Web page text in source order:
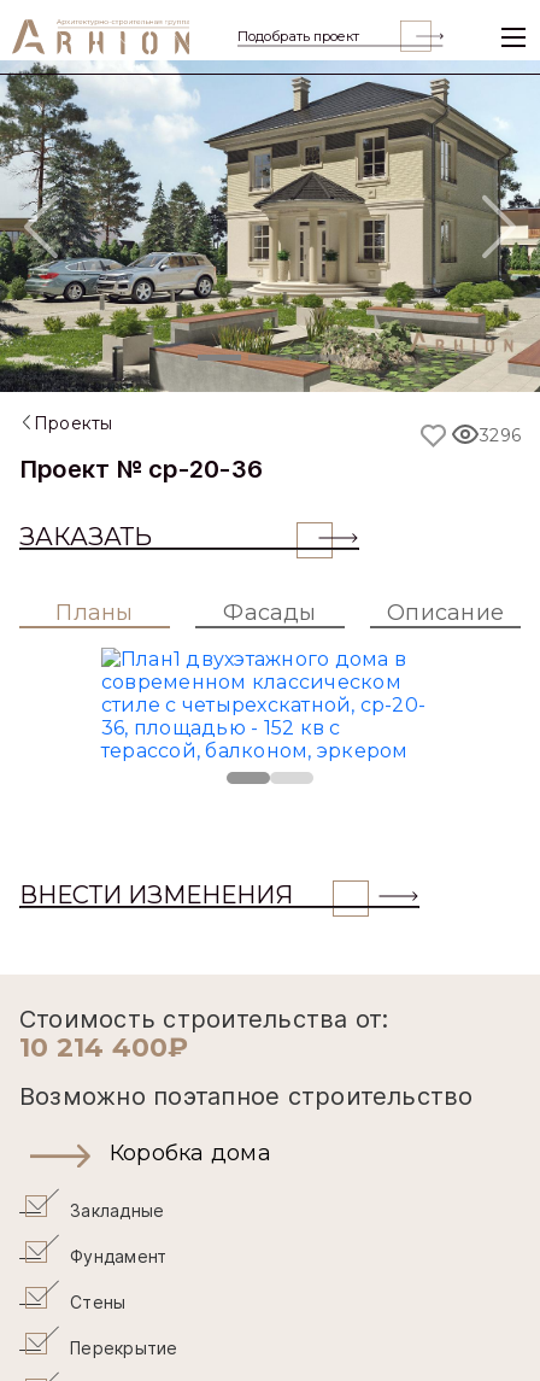
Подобрать проект
Previous
Проекты
Проект № cp-20-36
ЗАКАЗАТЬ
3296
Планы Фасады Описание
ВНЕСТИ ИЗМЕНЕНИЯ
Стоимость строительства от:
10 214 400₽
Возможно поэтапное строительство
Коробка дома
Закладные
Фундамент
Стены
Перекрытие